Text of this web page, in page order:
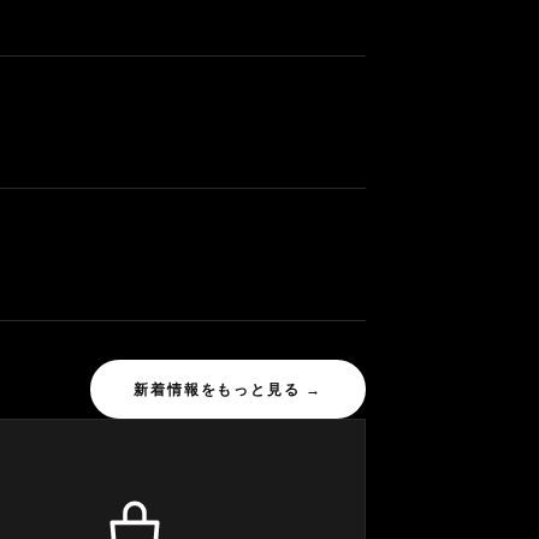
新着情報をもっと見る →